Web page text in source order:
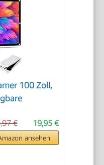
100 Zoll,
19,95 €
€
ansehen